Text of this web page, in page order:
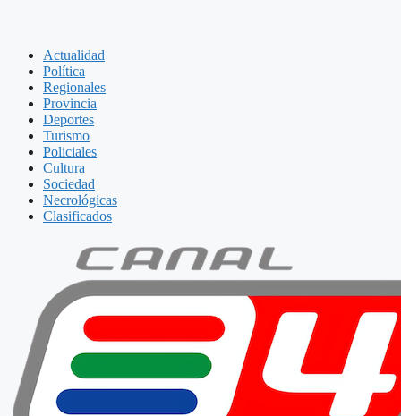
Actualidad
Política
Regionales
Provincia
Deportes
Turismo
Policiales
Cultura
Sociedad
Necrológicas
Clasificados